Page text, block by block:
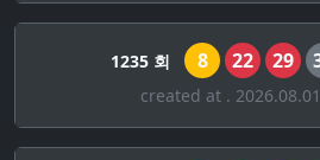
1235 회 8 22 29
created at .